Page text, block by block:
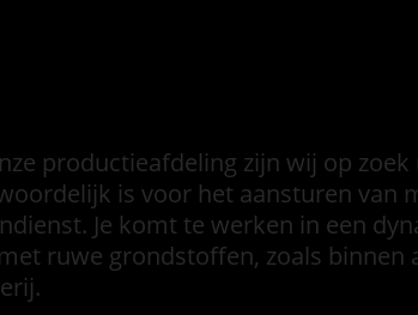
productieafdeling zijn wij op
is voor het aansturen van
Je komt te werken in een
ruwe grondstoffen, zoals binnen